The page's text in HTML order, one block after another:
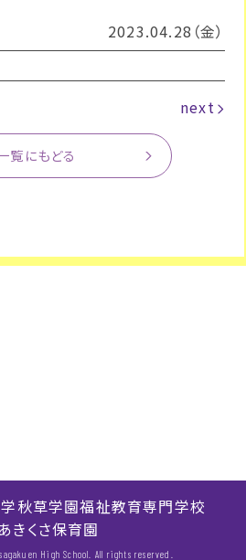
2023.04.28（金）
next
覧にもどる
秋草学園福祉教育専門学校
あきくさ保育園
High School. All rights reserved.